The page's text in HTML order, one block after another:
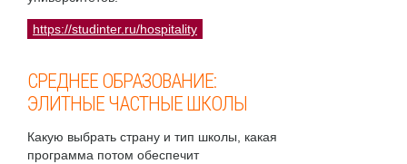
https://studinter.ru/hospitality
СРЕДНЕЕ ОБРАЗОВАНИЕ:
ЭЛИТНЫЕ ЧАСТНЫЕ ШКОЛЫ
Какую выбрать страну и тип школы, какая
программа потом обеспечит